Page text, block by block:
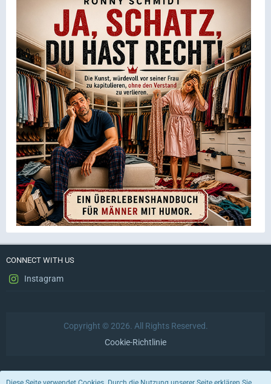
CONNECT WITH US
Instagram
Copyright © 2026. All Rights Reserved.
Cookie-Richtlinie
Datenschutzerklärung Impressum Nutzungsbedingungen